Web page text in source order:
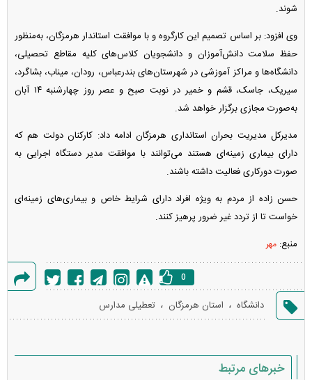
شوند.
وی افزود: بر اساس تصمیم این کارگروه و با موافقت استاندار هرمزگان، به‌منظور
حفظ سلامت دانش‌آموزان و دانشجویان کلاس‌های کلیه مقاطع تحصیلی،
دانشگاه‌ها و مراکز آموزشی در شهرستان‌های بندرعباس، رودان، میناب، بشاگرد،
سیریک، جاسک، قشم و خمیر در نوبت صبح و عصر روز چهارشنبه ۱۴ آبان
به‌صورت مجازی برگزار خواهد شد.
مدیرکل مدیریت بحران استانداری هرمزگان ادامه داد: کارکنان دولت هم که
دارای بیماری زمینه‌ای هستند می‌توانند با موافقت مدیر دستگاه اجرایی به
صورت دورکاری فعالیت داشته باشند.
حسن زاده از مردم به ویژه افراد دارای شرایط خاص و بیماری‌های زمینه‌ای
خواست تا از تردد غیر ضرور پرهیز کنند.
منبع: مهر
گزارش
خطا
0
دانشگاه ، استان هرمزگان ، تعطیلی مدارس
خبرهای مرتبط